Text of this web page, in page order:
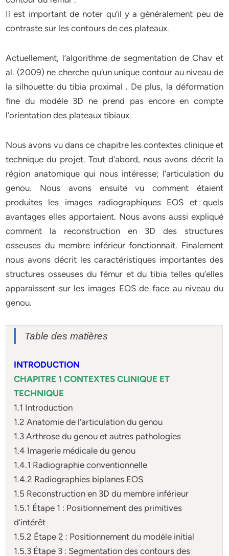
Il est important de noter qu’il y a généralement peu de
contraste sur les contours de ces plateaux.
Actuellement, l’algorithme de segmentation de Chav et
al. (2009) ne cherche qu’un unique contour au niveau de
la silhouette du tibia proximal . De plus, la déformation
fine du modèle 3D ne prend pas encore en compte
l’orientation des plateaux tibiaux.
Nous avons vu dans ce chapitre les contextes clinique et
technique du projet. Tout d’abord, nous avons décrit la
région anatomique qui nous intéresse; l’articulation du
genou. Nous avons ensuite vu comment étaient
produites les images radiographiques EOS et quels
avantages elles apportaient. Nous avons aussi expliqué
comment la reconstruction en 3D des structures
osseuses du membre inférieur fonctionnait. Finalement
nous avons décrit les caractéristiques importantes des
structures osseuses du fémur et du tibia telles qu’elles
apparaissent sur les images EOS de face au niveau du
genou.
Table des matières
INTRODUCTION
CHAPITRE 1 CONTEXTES CLINIQUE ET
TECHNIQUE
1.1 Introduction
1.2 Anatomie de l’articulation du genou
1.3 Arthrose du genou et autres pathologies
1.4 Imagerie médicale du genou
1.4.1 Radiographie conventionnelle
1.4.2 Radiographies biplanes EOS
1.5 Reconstruction en 3D du membre inférieur
1.5.1 Étape 1 : Positionnement des primitives
d’intérêt
1.5.2 Étape 2 : Positionnement du modèle initial
1.5.3 Étape 3 : Segmentation des contours des